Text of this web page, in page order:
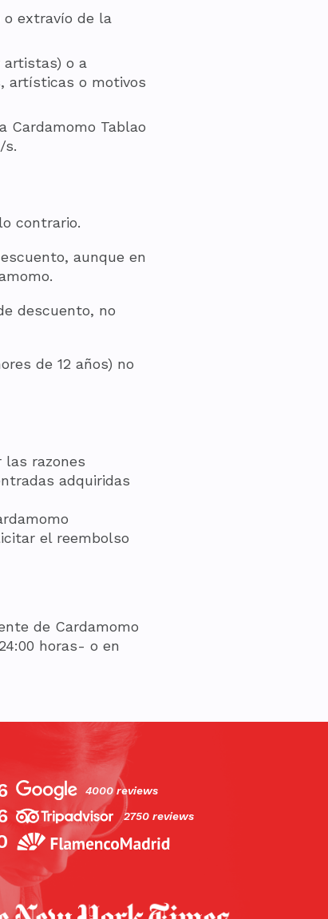
o extravío de la
artistas) o a
artísticas o motivos
Cardamomo Tablao
s.
contrario.
aunque en
descuento, no
de 12 años) no
las razones
adquiridas
el reembolso
de Cardamomo
horas- o en
por los ‘connoisseurs’ como el
en Madrid, El Cardamomo es un
donde vivir la pasión del flamenco
por el New York Times en su
y recomendado por el Guardian
4000 reviews
2750 reviews